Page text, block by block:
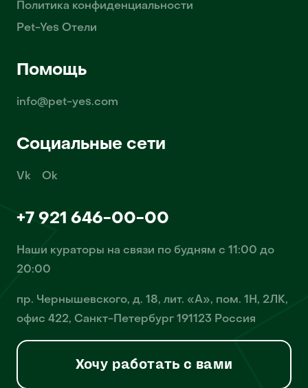
Политика конфиденциальности
Pet-Yes Отели
Помощь
info@pet-yes.com
Социальные сети
Vk Ok
+7 921 646-00-00
Наши кураторы на связи по будням с 11:00 до
20:00
пр. Чернышевского, д. 18, лит. «А», пом. 1Н, 2ЛК,
офис 422, Санкт-Петербург 191123 Россия
Хочу работать с вами